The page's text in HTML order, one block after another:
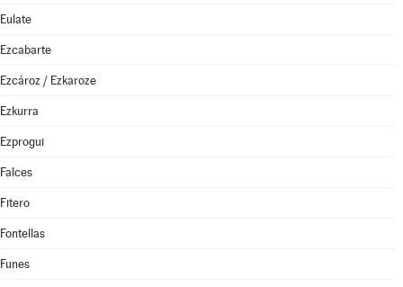
Eulate
Ezcabarte
Ezcároz / Ezkaroze
Ezkurra
Ezprogui
Falces
Fitero
Fontellas
Funes